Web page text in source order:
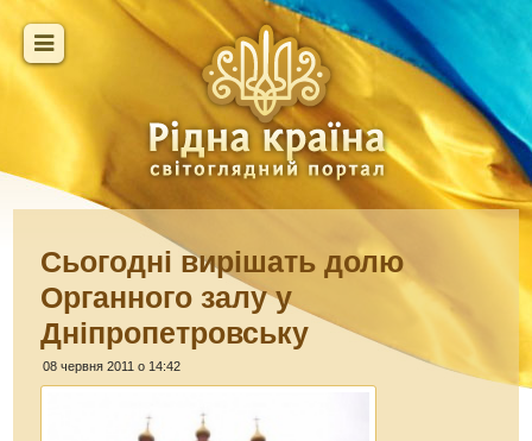
Сьогодні вирішать долю
Органного залу у
Дніпропетровську
08 червня 2011 о 14:42